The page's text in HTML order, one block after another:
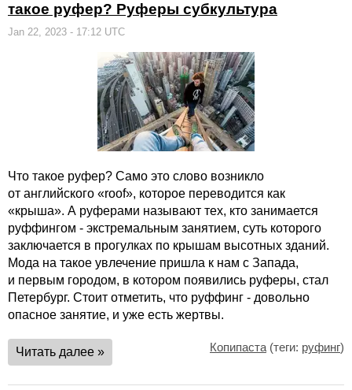
такое руфер? Руферы субкультура
Jan 22, 2023 - 17:12 UTC
Что такое руфер? Само это слово возникло
от английского «roof», которое переводится как
«крыша». А руферами называют тех, кто занимается
руффингом - экстремальным занятием, суть которого
заключается в прогулках по крышам высотных зданий.
Мода на такое увлечение пришла к нам с Запада,
и первым городом, в котором появились руферы, стал
Петербург. Стоит отметить, что руффинг - довольно
опасное занятие, и уже есть жертвы.
Читать далее » Копипаста (теги: руфинг)